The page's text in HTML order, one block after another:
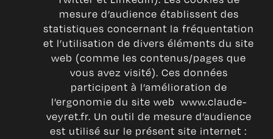
mesure d’audience établissent des
statistiques concernant la fréquentation
et l’utilisation de divers éléments du site
web (comme les contenus/pages que
vous avez visité). Ces données
participent à l’amélioration de
l’ergonomie du site web www.claude-
veyret.fr. Un outil de mesure d’audience
est utilisé sur le présent site internet :